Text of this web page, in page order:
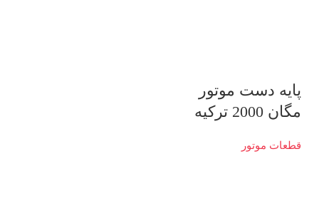
پایه دست موتور
مگان 2000 ترکیه
قطعات موتور